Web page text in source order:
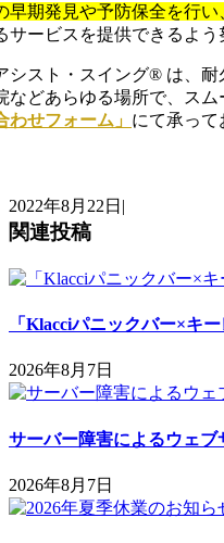
早期発見や予防保全を行
サービスを提供できるよう
シスト・スイング® は、
などあらゆる場所で、ス
わせフォーム」 にて承っ
2022年8月22日 |
関連投稿
「Klacciパニックバー×キ
2026年8月7日
サーバー障害によるウェ
2026年8月7日